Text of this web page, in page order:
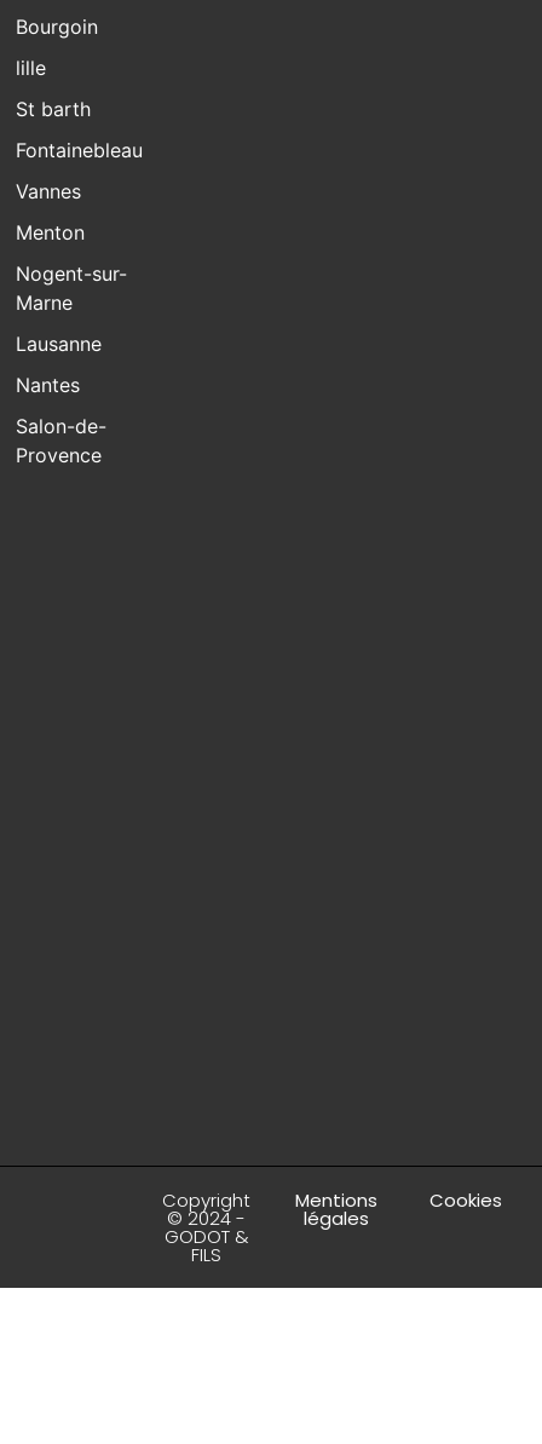
Bourgoin
lille
St barth
Fontainebleau
Vannes
Menton
Nogent-sur-
Marne
Lausanne
Nantes
Salon-de-
Provence
Copyright
© 2024 -
GODOT &
FILS
Mentions
légales
Cookies